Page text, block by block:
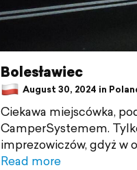
Bolesławiec
August 30, 2024 in
Ciekawa miejscówka,
CamperSystemem.
imprezowiczów, gdyż w
Read more